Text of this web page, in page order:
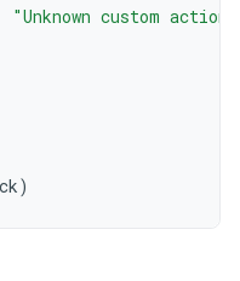
"Unknown custom action
)